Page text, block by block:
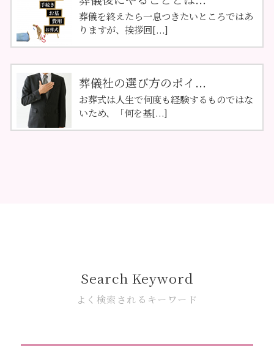
葬儀を終えたら一息つきたいところではあ
りますが、挨拶回[...]
葬儀社の選び方のポイ...
お葬式は人生で何度も経験するものではな
いため、「何を基[...]
Search Keyword
よく検索されるキーワード